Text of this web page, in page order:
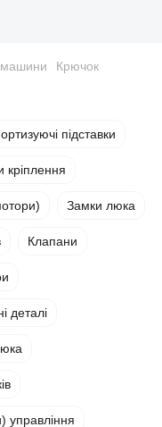
машини Крючок
підставки
кріплення
Замки люка
Клапани
деталі
управління